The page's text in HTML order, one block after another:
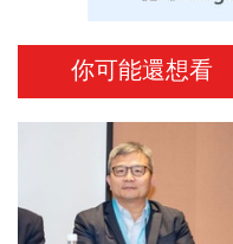
你可能還想看